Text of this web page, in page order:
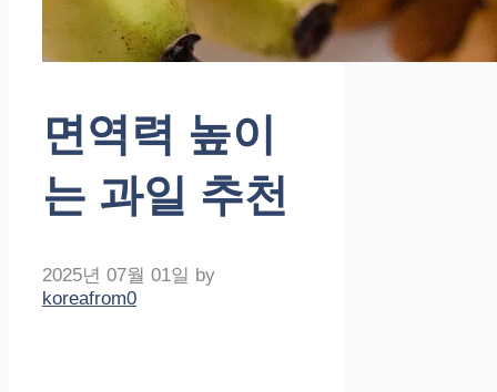
면역력 높이
는 과일 추천
2025년 07월 01일 by
koreafrom0